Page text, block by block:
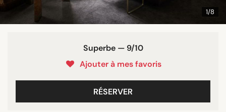
1/8
Superbe — 9/10
Ajouter à mes favoris
RÉSERVER